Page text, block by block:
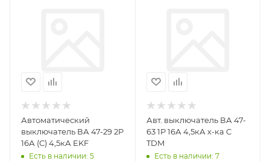
Автоматический
выключатель ВА 47-29 2P
16А (C) 4,5кА EKF
Есть в наличии: 5
Авт. выключатель ВА 47-
63 1P 16А 4,5кА х-ка С
TDM
Есть в наличии: 7